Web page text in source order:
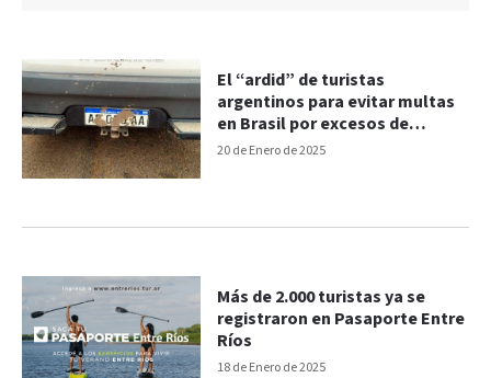
20 de Enero de 2025
El “ardid” de turistas
argentinos para evitar multas
en Brasil por excesos de
velocidad
18 de Enero de 2025
Más de 2.000 turistas ya se
registraron en Pasaporte Entre
Ríos